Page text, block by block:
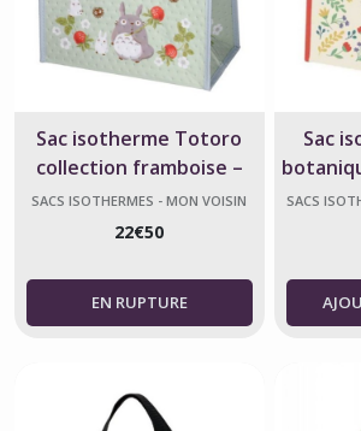
Sac isotherme Totoro
collection framboise –
Mon voisin Totoro
SACS ISOTHERMES - MON VOISIN
22€50
Sac
SACS